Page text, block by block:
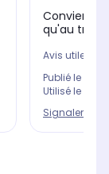
Convient
qu'au
Avis utile ?
Publié le
Utilisé le
Signaler un